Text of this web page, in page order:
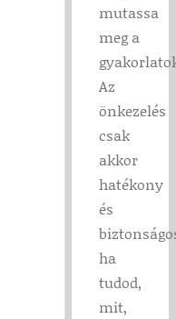
mutassa
meg a
Az
önkezelés
csak
akkor
hatékony
és
ha
tudod,
mit,